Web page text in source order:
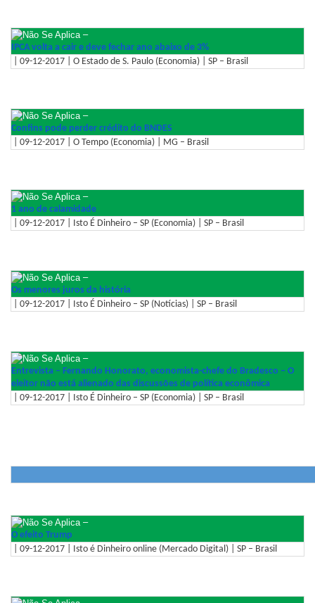
–
IPCA volta a cair e deve fechar ano abaixo de 3%
| 09-12-2017 | O Estado de S. Paulo (Economia) | SP – Brasil
–
Confins pode perder crédito do BNDES
| 09-12-2017 | O Tempo (Economia) | MG – Brasil
–
1 ano de calamidade
| 09-12-2017 | Isto É Dinheiro – SP (Economia) | SP – Brasil
–
Os menores juros da história
| 09-12-2017 | Isto É Dinheiro – SP (Notícias) | SP – Brasil
–
Entrevista – Fernando Honorato, economista-chefe do Bradesco – O
eleitor não está alienado das discussões de política econômica
| 09-12-2017 | Isto É Dinheiro – SP (Economia) | SP – Brasil
–
O efeito Trump
| 09-12-2017 | Isto é Dinheiro online (Mercado Digital) | SP – Brasil